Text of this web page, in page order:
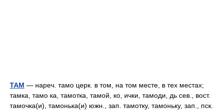
ТАМ — нареч. тамо церк. в том, на том месте, в тех местах;
тамка, тамо ка, тамотка, тамой, ко, ички, тамоди, дь сев., вост.
тамочка(и), тамонька(и) южн., зап. тамотку, тамоньку, зап., пск.